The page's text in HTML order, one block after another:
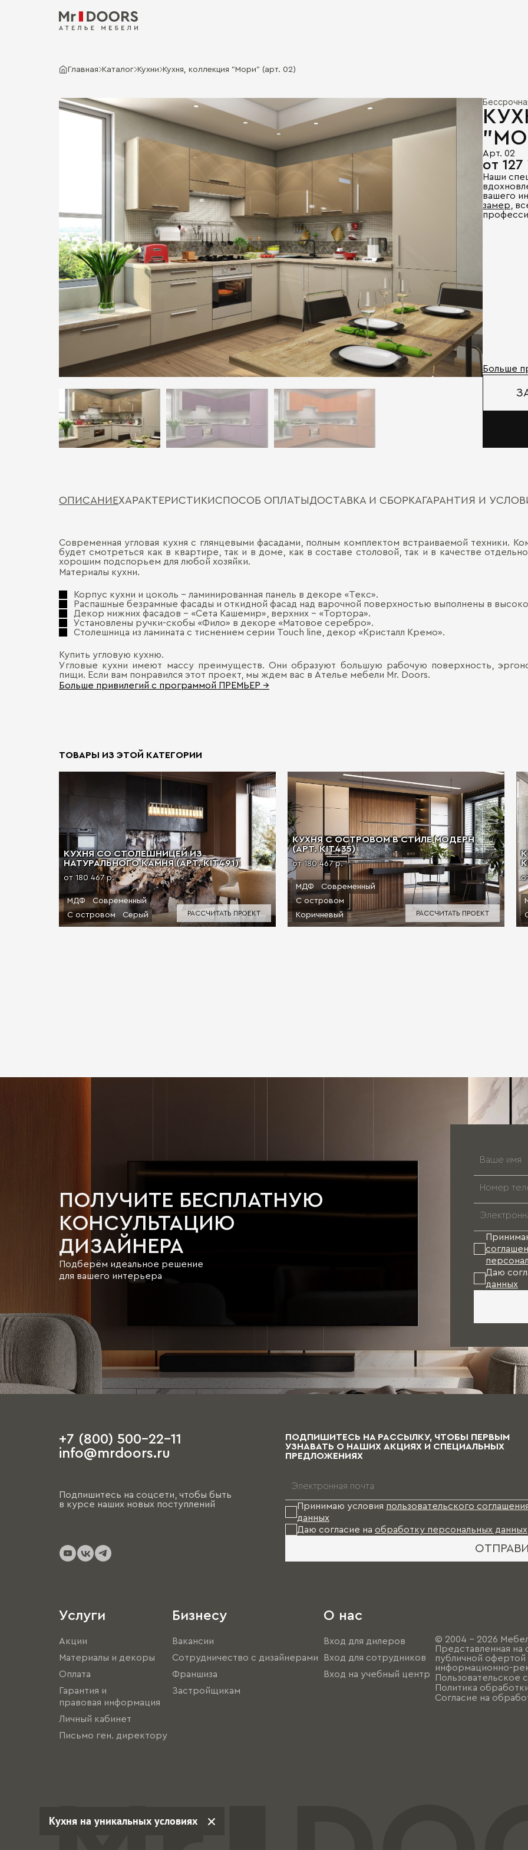
Главная Каталог Кухни Кухня, коллекция "Мори" (арт. 02)
Арт. 02
от
Наши
вашего
замер ,
Больше
ОПИСАНИЕХАРАКТЕРИСТИКИСПОСОБ ОПЛАТЫДОСТАВКА И СБОРКАГАРАНТИЯ И
Современная угловая кухня с глянцевыми фасадами, полным комплектом встраиваемой техники.
будет смотреться как в квартире, так и в доме, как в составе столовой, так и в качестве
хорошим подспорьем для любой хозяйки.
Материалы кухни.
Корпус кухни и цоколь – ламинированная панель в декоре «Текс».
Распашные безрамные фасады и откидной фасад над варочной поверхностью выполнены в
Декор нижних фасадов - «Сета Кашемир», верхних - «Тортора».
Установлены ручки-скобы «Фило» в декоре «Матовое серебро».
Столешница из ламината с тиснением серии Touch line, декор «Кристалл Кремо».
Купить угловую кухню.
Угловые кухни имеют массу преимуществ. Они образуют большую рабочую поверхность,
пищи. Если вам понравился этот проект, мы ждем вас в Ателье мебели Mr. Doors.
Больше привилегий с программой ПРЕМЬЕР →
ТОВАРЫ ИЗ ЭТОЙ КАТЕГОРИИ
КУХНЯ СО СТОЛЕШНИЦЕЙ ИЗ
НАТУРАЛЬНОГО КАМНЯ (АРТ. KIT491)
от 180 467 р.
МДФ
Современный
С островом
Серый РАССЧИТАТЬ ПРОЕКТ
КУХНЯ С ОСТРОВОМ В СТИЛЕ МОДЕРН
(АРТ. KIT435)
от 180 467 р.
МДФ
Современный
С островом
Коричневый
РАССЧИТАТЬ ПРОЕКТ
ПОЛУЧИТЕ БЕСПЛАТНУЮ
КОНСУЛЬТАЦИЮ
ДИЗАЙНЕРА
Подберём идеальное решение
для вашего интерьера
Даю
данных
+7 (800) 500-22-11
info@mrdoors.ru
Подпишитесь на соцсети, чтобы быть
в курсе наших новых поступлений
ПОДПИШИТЕСЬ НА РАССЫЛКУ, ЧТОБЫ ПЕРВЫМ
УЗНАВАТЬ О НАШИХ АКЦИЯХ И СПЕЦИАЛЬНЫХ
ПРЕДЛОЖЕНИЯХ
Принимаю условия пользовательского
данных
Даю согласие на обработку персональных данных
Услуги
Акции
Материалы и декоры
Оплата
Гарантия и
правовая информация
Личный кабинет
Письмо ген. директору
Бизнесу
Вакансии
Сотрудничество с дизайнерами
Франшиза
Застройщикам
О нас
Вход для дилеров
Вход для сотрудников
Вход на учебный центр
© 2004 - 2026
Представленная на
публичной офертой
информационно-
Пользовательское
Политика
Согласие на
Кухня на уникальных условиях